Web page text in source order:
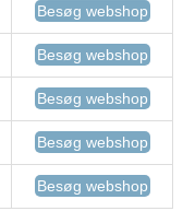
Besøg webshop
Besøg webshop
Besøg webshop
Besøg webshop
Besøg webshop